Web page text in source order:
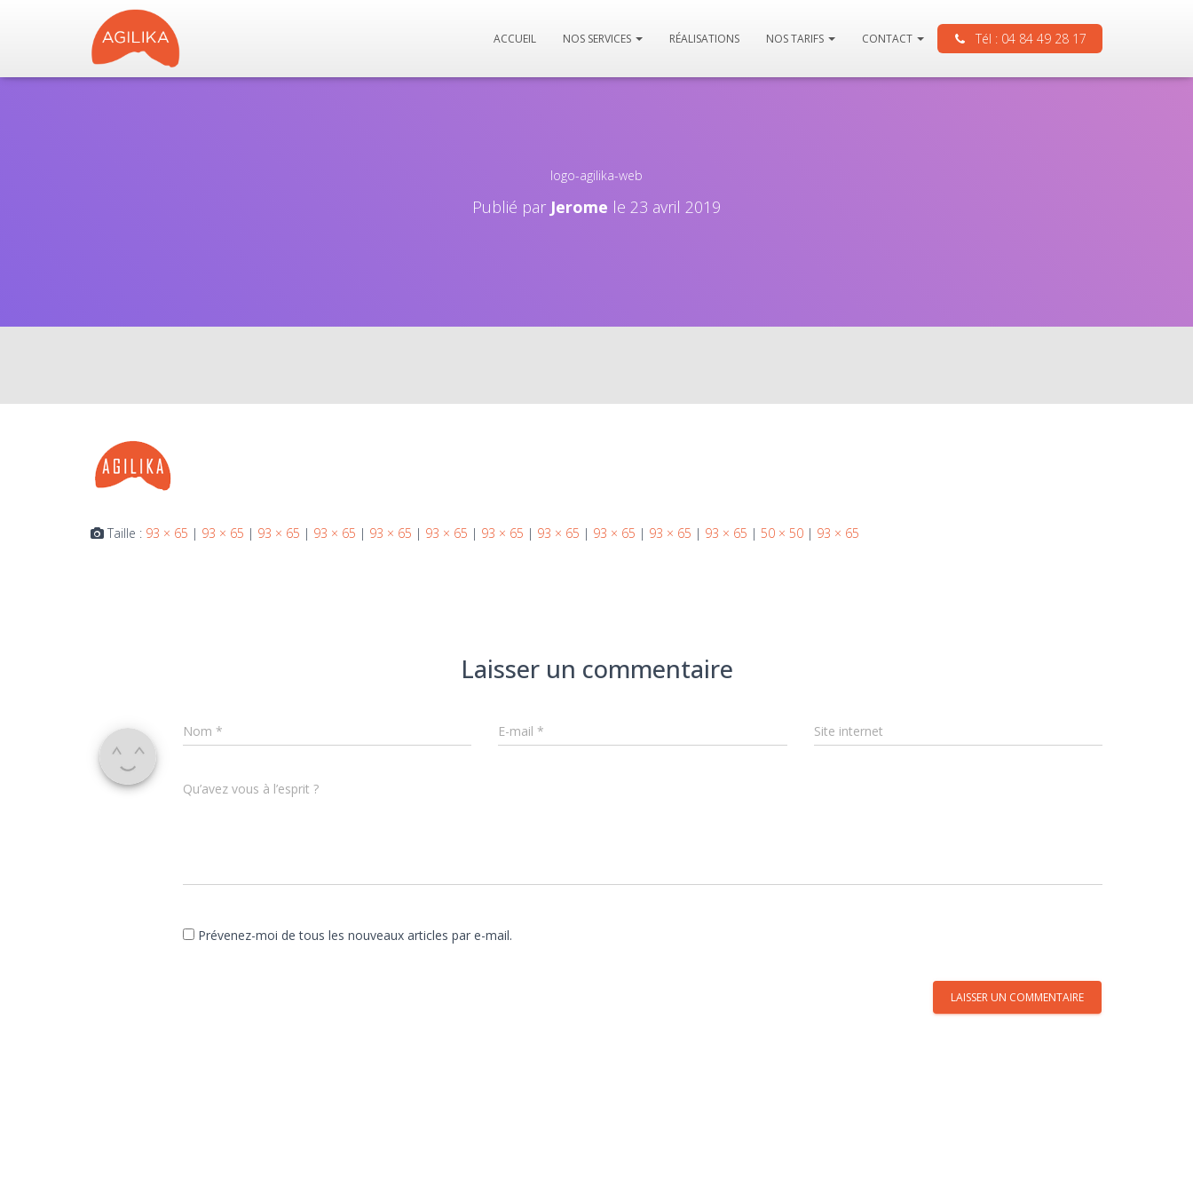
ACCUEIL NOS SERVICES RÉALISATIONS NOS TARIFS CONTACT Tél : 04 84 49 28 17
logo-agilika-web
Publié par Jerome le 23 avril 2019
Taille : 93 × 65 | 93 × 65 | 93 × 65 | 93 × 65 | 93 × 65 | 93 × 65 | 93 × 65 | 93 × 65 | 93 × 65 | 93 × 65 | 93 × 65 | 50 × 50 | 93 × 65
Laisser un commentaire
Nom * E-mail * Site internet
Qu’avez vous à l’esprit ?
Prévenez-moi de tous les nouveaux articles par e-mail.